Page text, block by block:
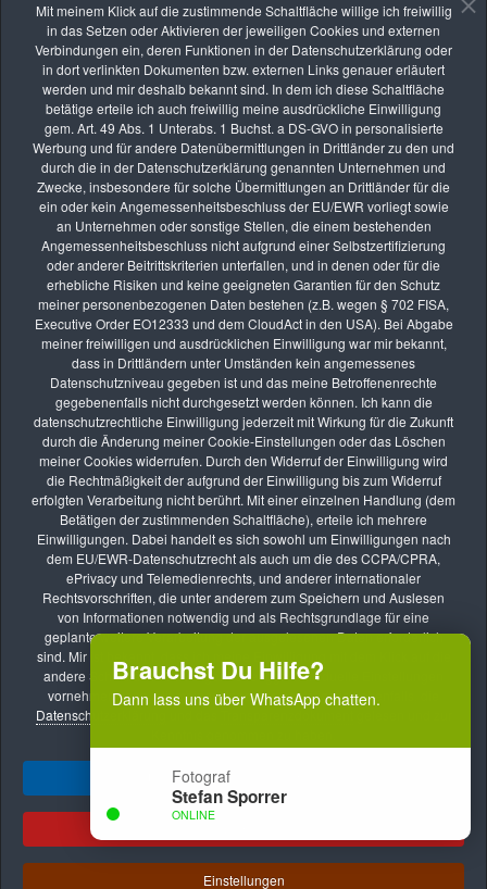
Mit meinem Klick auf die zustimmende Schaltfläche willige ich freiwillig
in das Setzen oder Aktivieren der jeweiligen Cookies und externen
Verbindungen ein, deren Funktionen in der Datenschutzerklärung oder
in dort verlinkten Dokumenten bzw. externen Links genauer erläutert
werden und mir deshalb bekannt sind. In dem ich diese Schaltfläche
betätige erteile ich auch freiwillig meine ausdrückliche Einwilligung
gem. Art. 49 Abs. 1 Unterabs. 1 Buchst. a DS-GVO in personalisierte
Werbung und für andere Datenübermittlungen in Drittländer zu den und
durch die in der Datenschutzerklärung genannten Unternehmen und
Zwecke, insbesondere für solche Übermittlungen an Drittländer für die
ein oder kein Angemessenheitsbeschluss der EU/EWR vorliegt sowie
an Unternehmen oder sonstige Stellen, die einem bestehenden
Angemessenheitsbeschluss nicht aufgrund einer Selbstzertifizierung
oder anderer Beitrittskriterien unterfallen, und in denen oder für die
erhebliche Risiken und keine geeigneten Garantien für den Schutz
meiner personenbezogenen Daten bestehen (z.B. wegen § 702 FISA,
Executive Order EO12333 und dem CloudAct in den USA). Bei Abgabe
meiner freiwilligen und ausdrücklichen Einwilligung war mir bekannt,
dass in Drittländern unter Umständen kein angemessenes
Datenschutzniveau gegeben ist und das meine Betroffenenrechte
gegebenenfalls nicht durchgesetzt werden können. Ich kann die
datenschutzrechtliche Einwilligung jederzeit mit Wirkung für die Zukunft
durch die Änderung meiner Cookie-Einstellungen oder das Löschen
meiner Cookies widerrufen. Durch den Widerruf der Einwilligung wird
die Rechtmäßigkeit der aufgrund der Einwilligung bis zum Widerruf
erfolgten Verarbeitung nicht berührt. Mit einer einzelnen Handlung (dem
Betätigen der zustimmenden Schaltfläche), erteile ich mehrere
Einwilligungen. Dabei handelt es sich sowohl um Einwilligungen nach
dem EU/EWR-Datenschutzrecht als auch um die des CCPA/CPRA,
ePrivacy und Telemedienrechts, und anderer internationaler
Rechtsvorschriften, die unter anderem zum Speichern und Auslesen
von Informationen notwendig und als Rechtsgrundlage für eine
geplante weitere Verarbeitung der ausgelesenen Daten erforderlich
sind. Mir ist bekannt, dass ich meine Einwilligung mit dem Klick auf die
andere Schaltfläche verweigern oder ggf. individuelle Einstellungen
vornehmen kann. Mit meiner Handlung bestätige ich ebenfalls, die
Datenschutzerklärung
Transparenzdokument
Ja, ich gebe mein Einverständnis!
Einstellungen
Zurück
Die nächsten Seminare
AUG.
08
Fotoexkursion: „Insektenschutz ist Umweltschutz“ –
Insektenfotografie im Mallertshofer Holz
vhs Kurse
AUG.
26
Online-Kurs: Lernen durch Bildbesprechung
vhs Kurse
SEP.
09
Online-Kurs: Lernen durch Bildbesprechung
vhs Kurse
1
Brauchst Du Hilfe?
Dann lass uns über WhatsApp chatten.
Fotograf
Stefan Sporrer
ONLINE
Impressum Datenschutzerklärung
Transparenzdokument
Datenschutz AGB
Meldestelle nach dem HinSchG
.
Copyright © 2024 - 2026 by Stefan Sporrer